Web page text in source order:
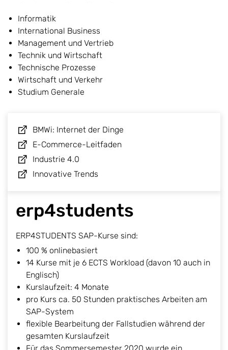
Informatik
International Business
Management und Vertrieb
Technik und Wirtschaft
Technische Prozesse
Wirtschaft und Verkehr
Studium Generale
BMWi: Internet der Dinge
E-Commerce-Leitfaden
Industrie 4.0
Innovative Trends
erp4students
ERP4STUDENTS SAP-Kurse sind:
100 % onlinebasiert
14 Kurse mit je 6 ECTS Workload (davon 10 auch in
Englisch)
Kurslaufzeit: 4 Monate
pro Kurs ca. 50 Stunden praktisches Arbeiten am
SAP-System
flexible Bearbeitung der Fallstudien während der
gesamten Kurslaufzeit